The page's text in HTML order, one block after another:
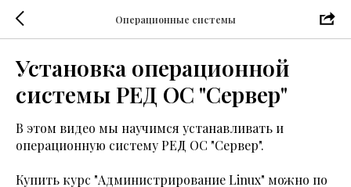
Операционные системы
Установка операционной
системы РЕД ОС "Сервер"
В этом видео мы научимся устанавливать и
операционную систему РЕД ОС "Сервер".
Купить курс "Администрирование Linux" можно по